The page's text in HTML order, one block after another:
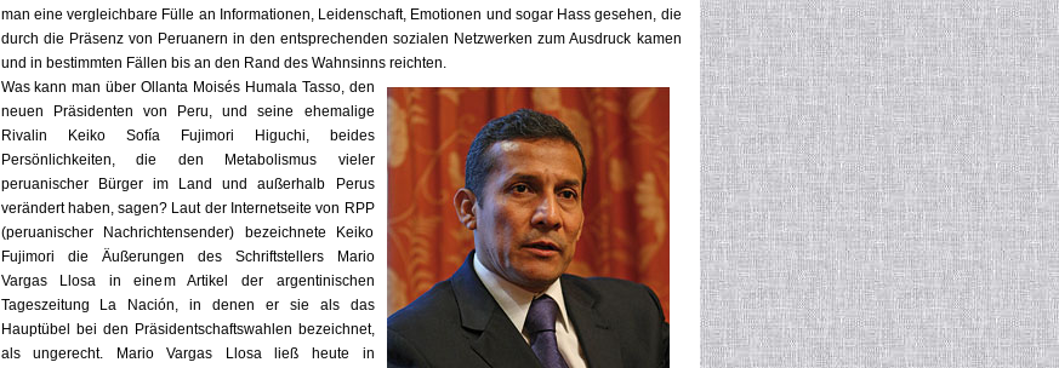
man eine vergleichbare Fülle an Informationen, Leidenschaft, Emotionen und sogar Hass gesehen, die
durch die Präsenz von Peruanern in den entsprechenden sozialen Netzwerken zum Ausdruck kamen
und in bestimmten Fällen bis an den Rand des Wahnsinns reichten.
Was kann man über Ollanta Moisés Humala Tasso, den
neuen Präsidenten von Peru, und seine ehemalige
Rivalin Keiko Sofía Fujimori Higuchi, beides
Persönlichkeiten, die den Metabolismus vieler
peruanischer Bürger im Land und außerhalb Perus
verändert haben, sagen? Laut der Internetseite von RPP
(peruanischer Nachrichtensender) bezeichnete Keiko
Fujimori die Äußerungen des Schriftstellers Mario
Vargas Llosa in einem Artikel der argentinischen
Tageszeitung La Nación, in denen er sie als das
Hauptübel bei den Präsidentschaftswahlen bezeichnet,
als ungerecht. Mario Vargas Llosa ließ heute in